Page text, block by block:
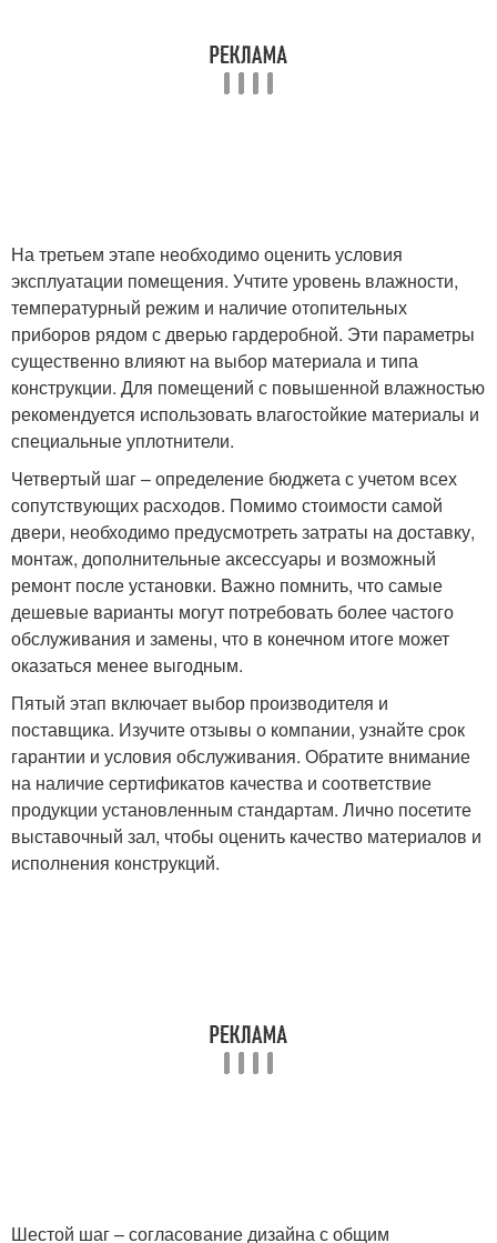
На третьем этапе необходимо оценить условия
эксплуатации помещения. Учтите уровень влажности,
температурный режим и наличие отопительных
приборов рядом с дверью гардеробной. Эти параметры
существенно влияют на выбор материала и типа
конструкции. Для помещений с повышенной влажностью
рекомендуется использовать влагостойкие материалы и
специальные уплотнители.
Четвертый шаг – определение бюджета с учетом всех
сопутствующих расходов. Помимо стоимости самой
двери, необходимо предусмотреть затраты на доставку,
монтаж, дополнительные аксессуары и возможный
ремонт после установки. Важно помнить, что самые
дешевые варианты могут потребовать более частого
обслуживания и замены, что в конечном итоге может
оказаться менее выгодным.
Пятый этап включает выбор производителя и
поставщика. Изучите отзывы о компании, узнайте срок
гарантии и условия обслуживания. Обратите внимание
на наличие сертификатов качества и соответствие
продукции установленным стандартам. Лично посетите
выставочный зал, чтобы оценить качество материалов и
исполнения конструкций.
Шестой шаг – согласование дизайна с общим